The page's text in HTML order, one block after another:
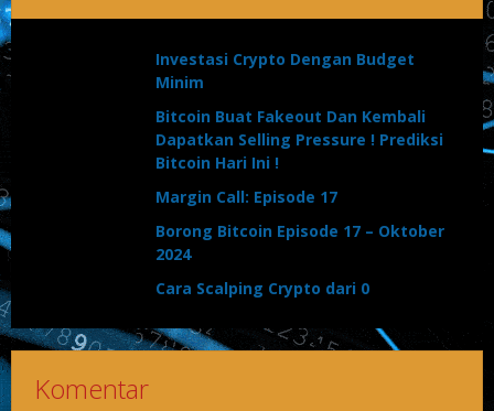
Investasi Crypto Dengan Budget
Minim
Bitcoin Buat Fakeout Dan Kembali
Dapatkan Selling Pressure ! Prediksi
Bitcoin Hari Ini !
Margin Call: Episode 17
Borong Bitcoin Episode 17 – Oktober
2024
Cara Scalping Crypto dari 0
Komentar